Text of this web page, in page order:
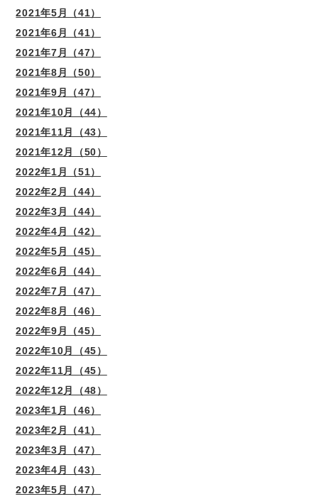
2021年5月（41）
2021年6月（41）
2021年7月（47）
2021年8月（50）
2021年9月（47）
2021年10月（44）
2021年11月（43）
2021年12月（50）
2022年1月（51）
2022年2月（44）
2022年3月（44）
2022年4月（42）
2022年5月（45）
2022年6月（44）
2022年7月（47）
2022年8月（46）
2022年9月（45）
2022年10月（45）
2022年11月（45）
2022年12月（48）
2023年1月（46）
2023年2月（41）
2023年3月（47）
2023年4月（43）
2023年5月（47）